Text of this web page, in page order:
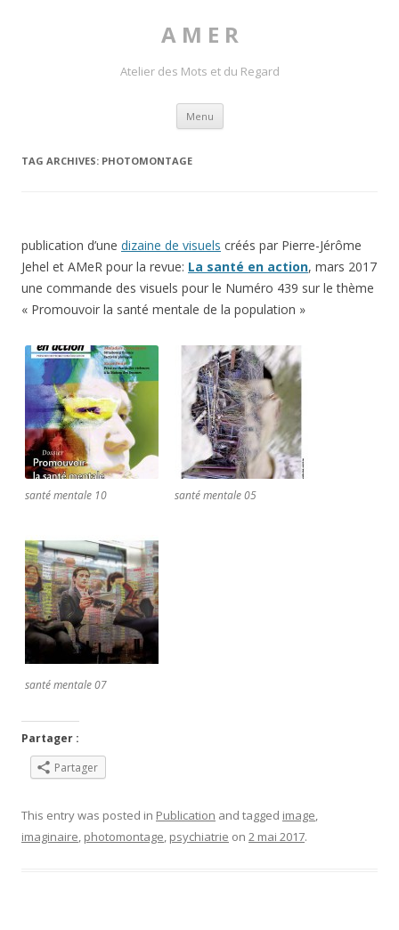
A M E R
Atelier des Mots et du Regard
Menu Skip to content
TAG ARCHIVES: PHOTOMONTAGE
publication d’une dizaine de visuels créés par Pierre-Jérôme
Jehel et AMeR pour la revue: La santé en action, mars 2017
une commande des visuels pour le Numéro 439 sur le thème
« Promouvoir la santé mentale de la population »
santé mentale 10 santé mentale 05
santé mentale 07
Partager :
Partager
This entry was posted in Publication and tagged image,
imaginaire, photomontage, psychiatrie on 2 mai 2017.